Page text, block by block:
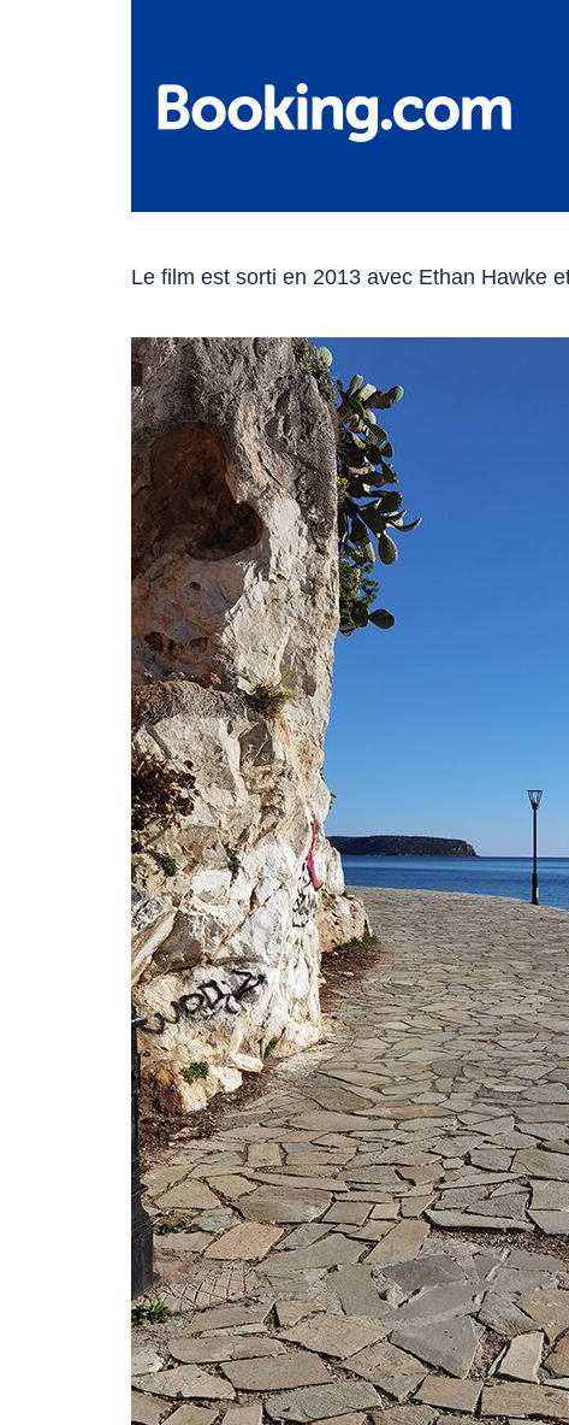
Le film est sorti en 2013 avec Ethan Hawke